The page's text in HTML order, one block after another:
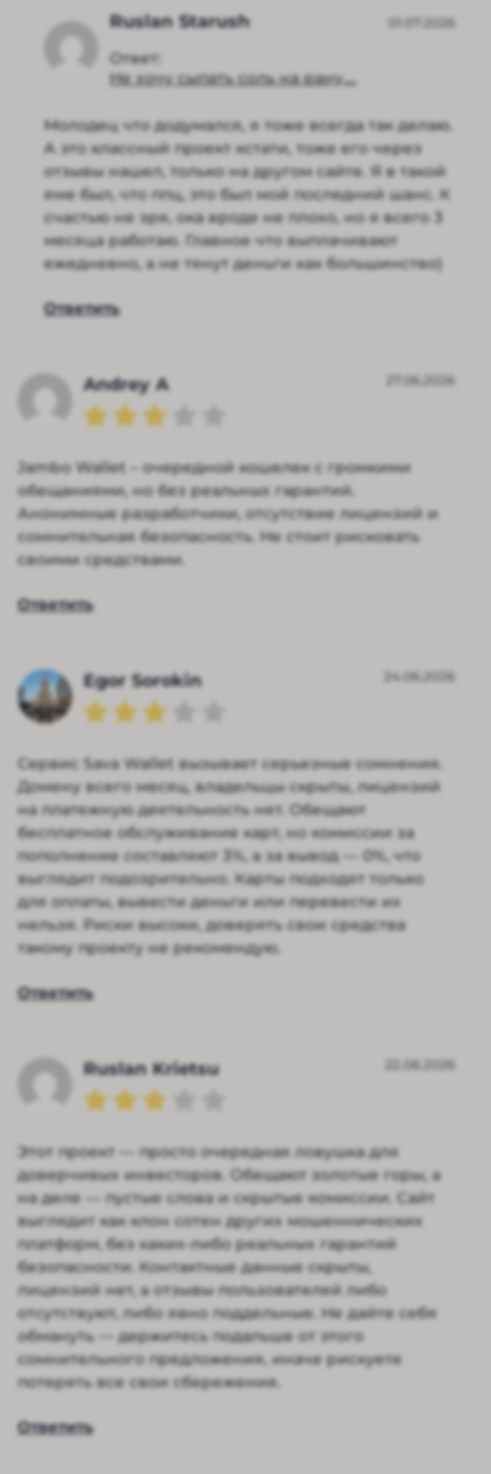
Ruslan Starush
Ответ:
Не хочу сыпать соль на рану,...
01.07.2026
Молодец что додумался, я тоже всегда так делаю.
А это классный проект кстати, тоже его через
отзывы нашел, только на другом сайте. Я в такой
яме был, что ппц, это был мой последний шанс. К
счастью не зря, ока вроде не плохо, но я всего 3
месяца работаю. Главное что выплачивают
ежедневно, а не тянут деньги как большинство)
Ответить
Andrey A 27.06.2026
Jambo Wallet – очередной кошелек с громкими
обещаниями, но без реальных гарантий.
Анонимные разработчики, отсутствие лицензий и
сомнительная безопасность. Не стоит рисковать
своими средствами.
Ответить
Egor Sorokin 24.06.2026
Сервис Sava Wallet вызывает серьезные сомнения.
Домену всего месяц, владельцы скрыты, лицензий
на платежную деятельность нет. Обещают
бесплатное обслуживание карт, но комиссии за
пополнение составляют 3%, а за вывод — 0%, что
выглядит подозрительно. Карты подходят только
для оплаты, вывести деньги или перевести их
нельзя. Риски высоки, доверять свои средства
такому проекту не рекомендую.
Ответить
Ruslan Krietsu 22.06.2026
Этот проект — просто очередная ловушка для
доверчивых инвесторов. Обещают золотые горы, а
на деле — пустые слова и скрытые комиссии. Сайт
выглядит как клон сотен других мошеннических
платформ, без каких-либо реальных гарантий
безопасности. Контактные данные скрыты,
лицензий нет, а отзывы пользователей либо
отсутствуют, либо явно поддельные. Не дайте себя
обмануть — держитесь подальше от этого
сомнительного предложения, иначе рискуете
потерять все свои сбережения.
Ответить